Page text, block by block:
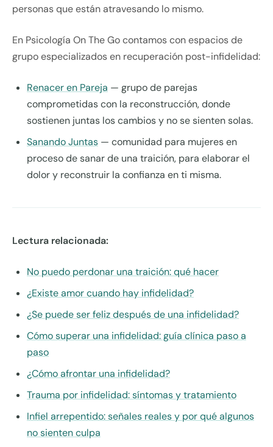
personas que están atravesando lo mismo.
En Psicología On The Go contamos con espacios de
grupo especializados en recuperación post-infidelidad:
Renacer en Pareja — grupo de parejas
comprometidas con la reconstrucción, donde
sostienen juntas los cambios y no se sienten solas.
Sanando Juntas — comunidad para mujeres en
proceso de sanar de una traición, para elaborar el
dolor y reconstruir la confianza en ti misma.
Lectura relacionada:
No puedo perdonar una traición: qué hacer
¿Existe amor cuando hay infidelidad?
¿Se puede ser feliz después de una infidelidad?
Cómo superar una infidelidad: guía clínica paso a
paso
¿Cómo afrontar una infidelidad?
Trauma por infidelidad: síntomas y tratamiento
Infiel arrepentido: señales reales y por qué algunos
no sienten culpa